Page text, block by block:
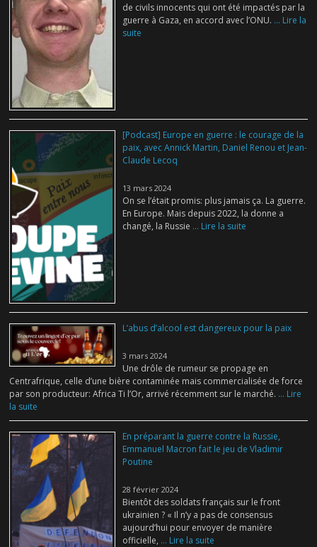
de civils innocents qui ont été impactés par la
guerre à Gaza, en accord avec l’ONU. ... Lire la
suite
[Podcast] Europe en guerre : le courage de la
paix, avec Annick Martin, Daniel Renou et Jean-
Claude Lecoq
13 mars 2024
On se l’était promis: plus jamais ça. La guerre.
En Europe. Mais depuis 2022, la donne a
changé, la Russie ... Lire la suite
L’abus d’alcool est dangereux pour la paix
3 mars 2024
Une drôle de rumeur se propage en
Centrafrique, celle d’une bière contaminée mais commercialisée de force
par son producteur: Africa Ti l’Or, arrivé récemment sur le marché. ... Lire
la suite
En préparant la guerre contre la Russie,
Emmanuel Macron fait le jeu de Vladimir
Poutine
28 février 2024
Bientôt des soldats français sur le front
ukrainien ? « Il n’y a pas de consensus
aujourd’hui pour envoyer de manière
officielle, ... Lire la suite